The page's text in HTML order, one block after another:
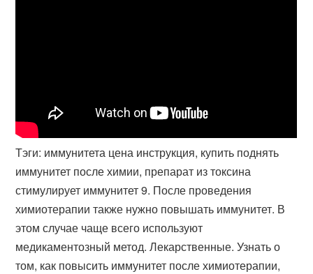
Тэги: иммунитета цена инструкция, купить поднять
иммунитет после химии, препарат из токсина
стимулирует иммунитет 9. После проведения
химиотерапии также нужно повышать иммунитет. В
этом случае чаще всего используют
медикаментозный метод. Лекарственные. Узнать о
том, как повысить иммунитет после химиотерапии,